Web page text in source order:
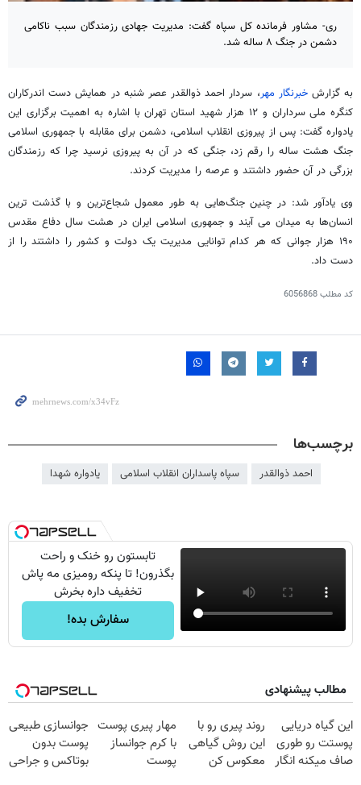
ری- مشاور فرمانده کل سپاه گفت: مدیریت جهادی رزمندگان سبب ناکامی
دشمن در جنگ ۸ ساله شد.
به گزارش خبرنگار مهر، سردار احمد ذوالقدر عصر شنبه در همایش دست اندرکاران
کنگره ملی سرداران و ۱۲
هزار شهید استان تهران با اشاره به اهمیت برگزاری این
یادواره گفت: پس از پیروزی انقلاب اسلامی، دشمن برای مقابله با جمهوری اسلامی
جنگ هشت ساله را رقم زد، جنگی که در آن به پیروزی نرسید چرا که رزمندگان
بزرگی در آن حضور داشتند و عرصه را مدیریت کردند.
وی یادآور شد: در چنین جنگ‌هایی به طور معمول شجاع‌ترین و با گذشت ترین
انسان‌ها به میدان می آیند و جمهوری اسلامی ایران در هشت سال دفاع مقدس
۱۹۰ هزار جوانی که هر کدام توانایی مدیریت یک دولت و کشور را داشتند را از
دست داد.
کد مطلب6056868
برچسب‌ها
احمد ذوالقدر سپاه پاسداران انقلاب اسلامی یادواره شهدا
تابستون رو خنک و راحت
بگذرون! تا پنکه رومیزی مه پاش
تخفیف داره بخرش
سفارش بده!
مطالب پیشنهادی
این گیاه دریایی
پوستت رو طوری
صاف میکنه انگار
روند پیری رو با
این روش گیاهی
معکوس کن
مهار پیری پوست
با کرم جوانساز
پوست
جوانسازی طبیعی
پوست بدون
بوتاکس و جراحی